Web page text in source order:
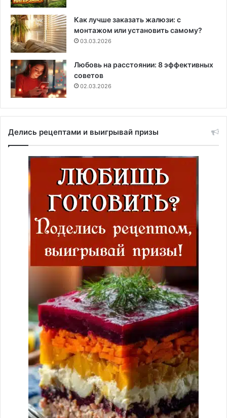
Как лучше заказать жалюзи: с
монтажом или установить самому?
03.03.2026
Любовь на расстоянии: 8 эффективных
советов
02.03.2026
Делись рецептами и выигрывай призы